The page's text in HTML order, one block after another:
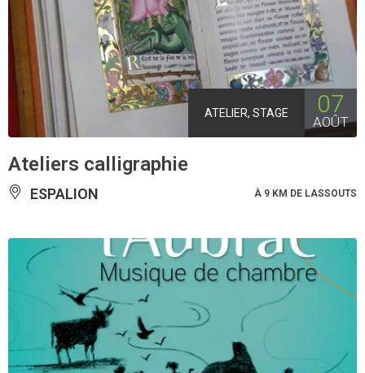
ATELIER, STAGE 07
AOÛT
Ateliers calligraphie
ESPALION À 9 KM DE LASSOUTS